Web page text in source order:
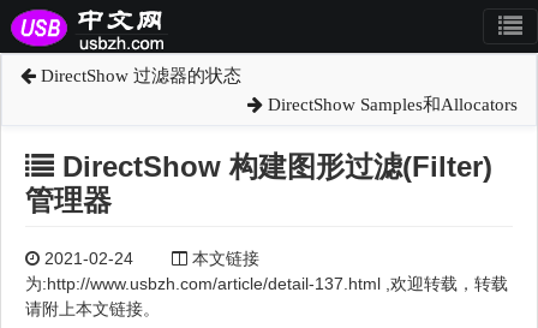
DirectShow 过滤器的状态
DirectShow Samples和Allocators
DirectShow 构建图形过滤(Filter)
管理器
2021-02-24
本文链接
为:http://www.usbzh.com/article/detail-137.html ,欢迎转载，转载
请附上本文链接。